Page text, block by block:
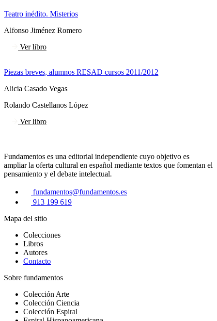
Teatro inédito. Misterios
Alfonso Jiménez Romero
Ver libro
Piezas breves, alumnos RESAD cursos 2011/2012
Alicia Casado Vegas
Rolando Castellanos López
Ver libro
Fundamentos es una editorial independiente cuyo objetivo es
ampliar la oferta cultural en español mediante textos que fomentan el
pensamiento y el debate intelectual.
fundamentos@fundamentos.es
913 199 619
Mapa del sitio
Colecciones
Libros
Autores
Contacto
Sobre fundamentos
Colección Arte
Colección Ciencia
Colección Espiral